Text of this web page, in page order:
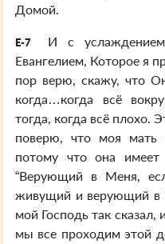
Домой.
E-7
И с
Евангелием, Которое я
пор верю, скажу, что
когда…когда всё
тогда, когда всё
поверю, что моя мать
потому что она
“Верующий в Меня,
живущий и верующий в
мой Господь так сказал,
мы все проходим этой